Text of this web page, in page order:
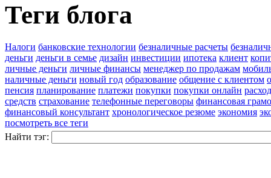
Теги блога
Налоги банковские технологии безналичные расчеты
деньги деньги в семье дизайн инвестиции ипотека клиент
личные деньги личные финансы менеджер по продажам
наличные деньги новый год образование общение с клиентом
пенсия планирование платежи покупки покупки онлайн
средств страхование телефонные переговоры финансовая
финансовый консультант хронологическое резюме экономия
посмотреть все теги
Найти тэг: